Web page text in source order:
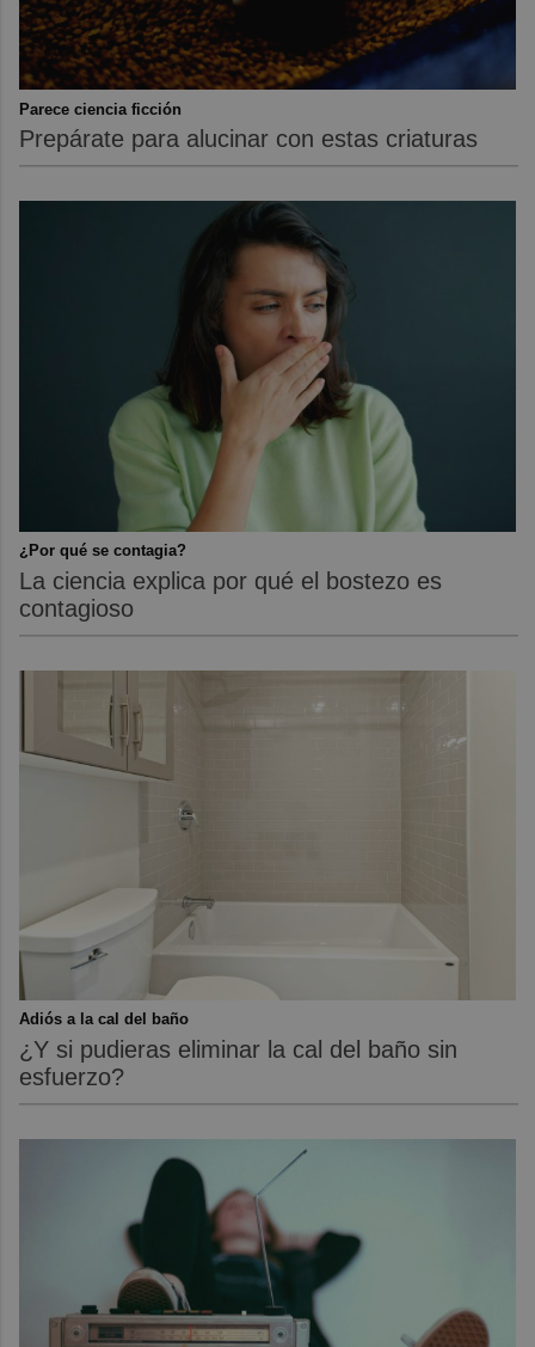
Parece ciencia ficción
Prepárate para alucinar con estas criaturas
¿Por qué se contagia?
La ciencia explica por qué el bostezo es
contagioso
Adiós a la cal del baño
¿Y si pudieras eliminar la cal del baño sin
esfuerzo?